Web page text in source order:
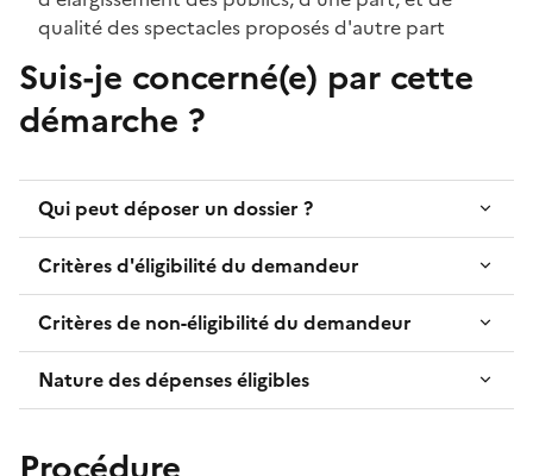
qualité des spectacles proposés d'autre part
Suis-je concerné(e) par cette
démarche ?
Qui peut déposer un dossier ?
Critères d'éligibilité du demandeur
Critères de non-éligibilité du demandeur
Nature des dépenses éligibles